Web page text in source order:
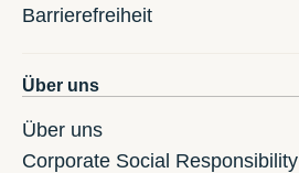
Barrierefreiheit
Über uns
Über uns
Corporate Social Responsibility